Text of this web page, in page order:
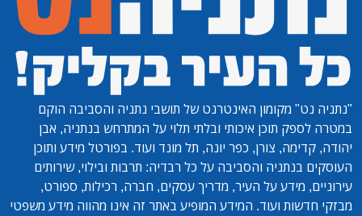
"נתניה נט" מקומון האינטרנט של תושבי נתניה והסביבה הוקם
במטרה לספק תוכן איכותי ובלתי תלוי על המתרחש בנתניה, אבן
יהודה, קדימה, צורן, כפר יונה, תל מונד ועוד. בפורטל מידע ותוכן
העוסקים בנתניה והסביבה על כל רבדיה: תרבות ובילוי, שירותים
עירוניים, מידע על העיר, מדריך עסקים, חברה, רכילות, ספורט,
מבזקי חדשות ועוד. המידע המופיע באתר זה אינו מהווה מידע משפטי